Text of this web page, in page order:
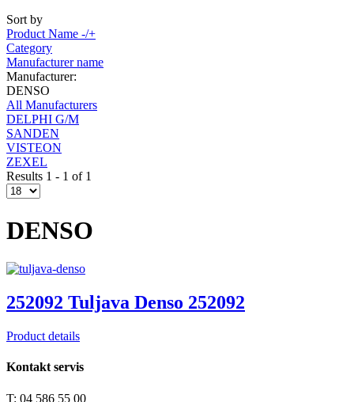
Sort by
Product Name -/+
Category
Manufacturer name
Manufacturer:
DENSO
All Manufacturers
DELPHI G/M
SANDEN
VISTEON
ZEXEL
Results 1 - 1 of 1
DENSO
252092 Tuljava Denso 252092
Product details
Kontakt servis
T: 04 586 55 00